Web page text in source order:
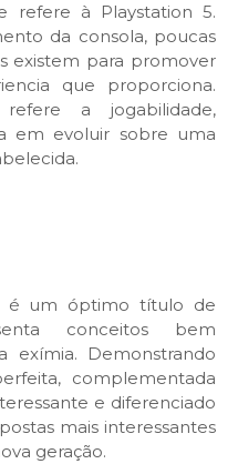
refere à Playstation 5.
da consola, poucas
existem para promover
que proporciona.
a jogabilidade,
em evoluir sobre uma
é um óptimo título de
conceitos bem
exímia. Demonstrando
complementada
e diferenciado
mais interessantes
geração.